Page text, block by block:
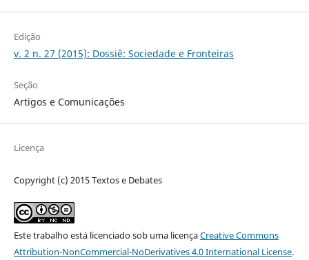
Edição
v. 2 n. 27 (2015): Dossiê: Sociedade e Fronteiras
Seção
Artigos e Comunicações
Licença
Copyright (c) 2015 Textos e Debates
Este trabalho está licenciado sob uma licençaCreative Commons
Attribution-NonCommercial-NoDerivatives 4.0 International License.